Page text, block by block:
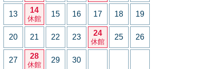
13 14
休館
15 16 17 18 19
20 21 22 23 24
休館
25 26
27 28
休館
29 30